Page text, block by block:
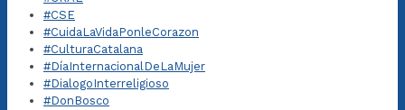
#CSE
#CuidaLaVidaPonleCorazon
#CulturaCatalana
#DíaInternacionalDeLaMujer
#DialogoInterreligioso
#DonBosco